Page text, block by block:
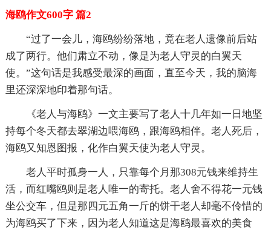
海鸥作文600字 篇2
“过了一会儿，海鸥纷纷落地，竟在老人遗像前后站
成了两行。他们肃立不动，像是为老人守灵的白翼天
使。”这句话是我感受最深的画面，直至今天，我的脑海
里还深深地印着那句话。
《老人与海鸥》一文主要写了老人十几年如一日地坚
持每个冬天都去翠湖边喂海鸥，跟海鸥相伴。老人死后，
海鸥又知恩图报，化作白翼天使为老人守灵。
老人平时孤身一人，只靠每个月那308元钱来维持生
活，而红嘴鸥则是老人唯一的寄托。老人舍不得花一元钱
坐公交车，但是那四元五角一斤的饼干老人却毫不伶惜的
为海鸥买了下来，因为老人知道这是海鸥最喜欢的美食